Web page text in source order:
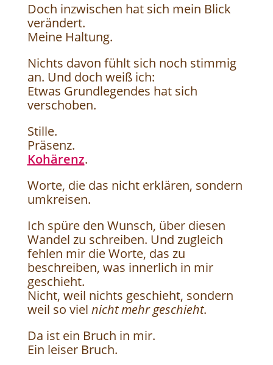
Doch inzwischen hat sich mein Blick
verändert.
Meine Haltung.
Nichts davon fühlt sich noch stimmig
an. Und doch weiß ich:
Etwas Grundlegendes hat sich
verschoben.
Stille.
Präsenz.
Kohärenz.
Worte, die das nicht erklären, sondern
umkreisen.
Ich spüre den Wunsch, über diesen
Wandel zu schreiben. Und zugleich
fehlen mir die Worte, das zu
beschreiben, was innerlich in mir
geschieht.
Nicht, weil nichts geschieht, sondern
weil so viel nicht mehr geschieht.
Da ist ein Bruch in mir.
Ein leiser Bruch.